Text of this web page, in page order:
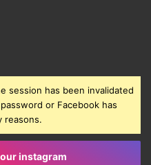
session has been invalidated
or Facebook has
reasons.
instagram